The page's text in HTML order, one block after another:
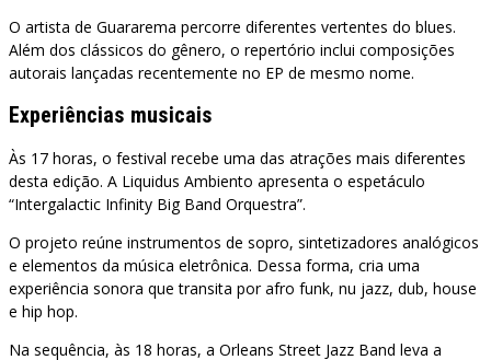
O artista de Guararema percorre diferentes vertentes do blues.
Além dos clássicos do gênero, o repertório inclui composições
autorais lançadas recentemente no EP de mesmo nome.
Experiências musicais
Às 17 horas, o festival recebe uma das atrações mais diferentes
desta edição. A Liquidus Ambiento apresenta o espetáculo
“Intergalactic Infinity Big Band Orquestra”.
O projeto reúne instrumentos de sopro, sintetizadores analógicos
e elementos da música eletrônica. Dessa forma, cria uma
experiência sonora que transita por afro funk, nu jazz, dub, house
e hip hop.
Na sequência, às 18 horas, a Orleans Street Jazz Band leva a